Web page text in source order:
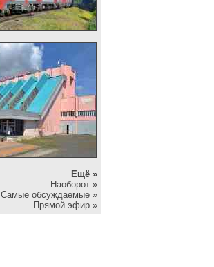
Ещё »
Наоборот »
Самые обсуждаемые »
Прямой эфир »